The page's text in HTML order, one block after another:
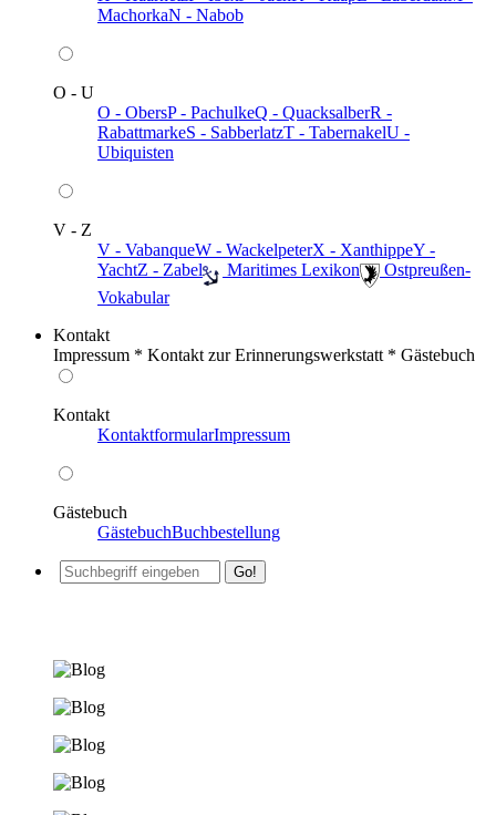
MachorkaN - Nabob
O - U
O - ObersP - PachulkeQ - QuacksalberR -
RabattmarkeS - SabberlatzT - TabernakelU -
Ubiquisten
V - Z
V - VabanqueW - WackelpeterX - XanthippeY -
YachtZ - Zabel ️ Maritimes Lexikon
️ Ostpreußen-
Vokabular
Kontakt
Impressum * Kontakt zur Erinnerungswerkstatt * Gästebuch
Kontakt
KontaktformularImpressum
Gästebuch
GästebuchBuchbestellung